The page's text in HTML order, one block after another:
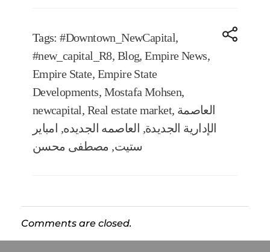
Tags:#Downtown_NewCapital,
#new_capital_R8, Blog,Empire News,
Empire State, Empire State
Developments, Mostafa Mohsen,
newcapital, Real estate market, العاصمة
الإدارية الجديدة, العاصمه الجديده, امباير
ستيت, مصطفى محسن
Comments are closed.